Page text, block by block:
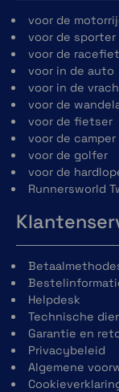
voor de
voor de sporter
voor de
voor in de auto
voor in de
voor de
voor de fietser
voor de camper
voor de golfer
voor de
Runnersworld
Helpdesk
Technische
Garantie en
Privacybeleid
Algemene